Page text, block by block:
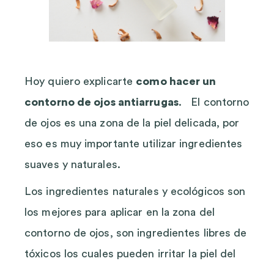
Hoy quiero explicarte como hacer un
contorno de ojos antiarrugas. El contorno
de ojos es una zona de la piel delicada, por
eso es muy importante utilizar ingredientes
suaves y naturales.
Los ingredientes naturales y ecológicos son
los mejores para aplicar en la zona del
contorno de ojos, son ingredientes libres de
tóxicos los cuales pueden irritar la piel del